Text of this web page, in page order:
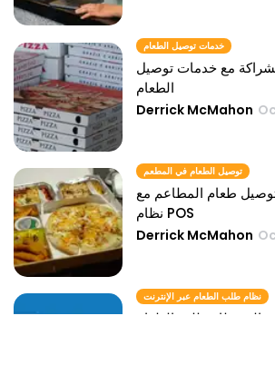
خدمات توصيل الطعام
مع خدمات توصيل
الطعام
Derrick McMahon
توصيل الطعام في المطعم
طعام المطاعم مع
نظام POS
Derrick McMahon
نظام طلب الطعام عبر الإنترنت
إلى نظام طلب الطعام